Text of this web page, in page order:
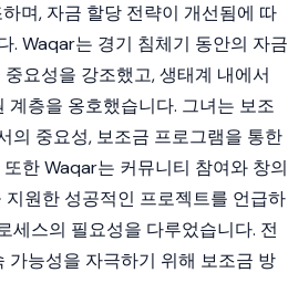
며, 자금 할당 전략이 개선됨에 따
. Waqar는 경기 침체기 동안의 자금
요성을 강조했고, 생태계 내에서
층을 옹호했습니다. 그녀는 보조
의 중요성, 보조금 프로그램을 통한
한 Waqar는 커뮤니티 참여와 창의
원한 성공적인 프로젝트를 언급하
세스의 필요성을 다루었습니다. 전
가능성을 자극하기 위해 보조금 방